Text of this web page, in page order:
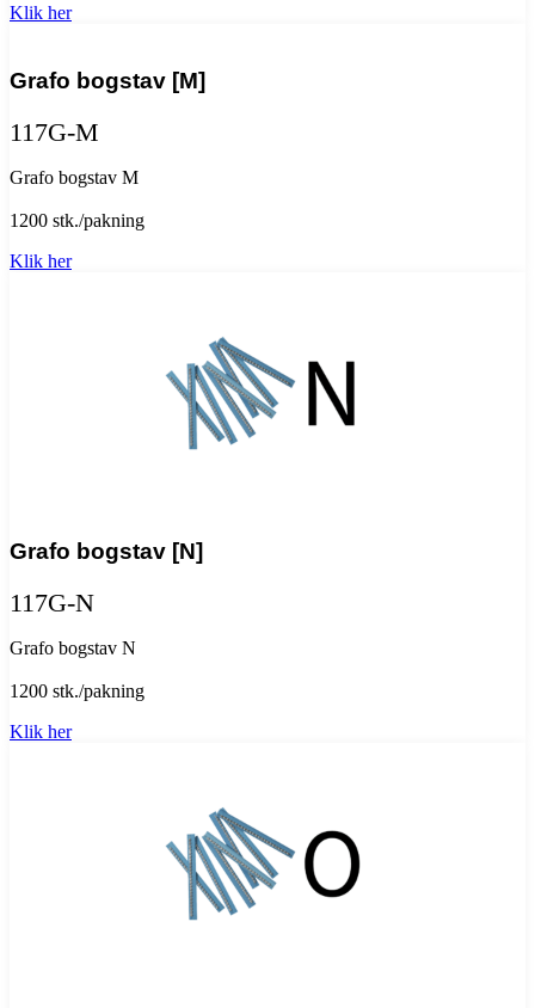
Klik her
Grafo bogstav [M]
117G-M
Grafo bogstav M
1200 stk./pakning
Klik her
Grafo bogstav [N]
117G-N
Grafo bogstav N
1200 stk./pakning
Klik her